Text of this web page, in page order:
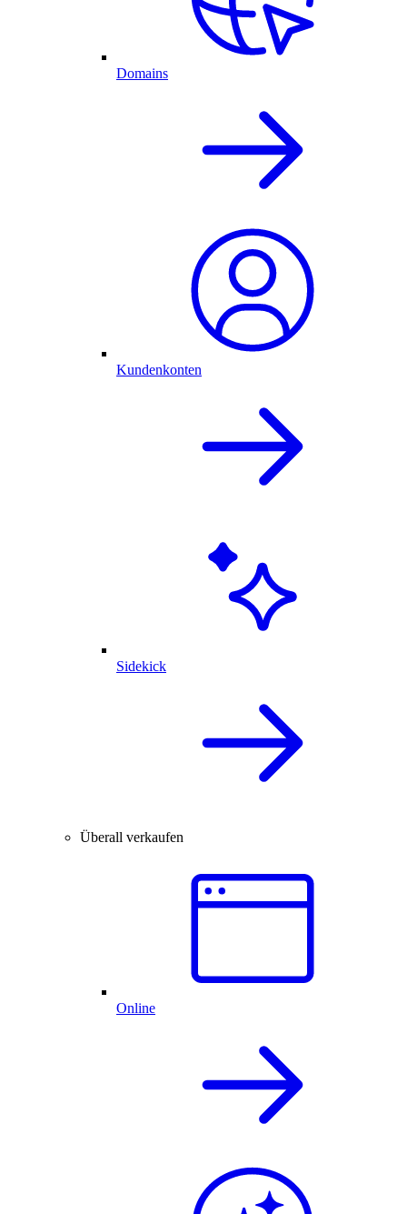
Domains
Kundenkonten
Sidekick
Überall verkaufen
Online